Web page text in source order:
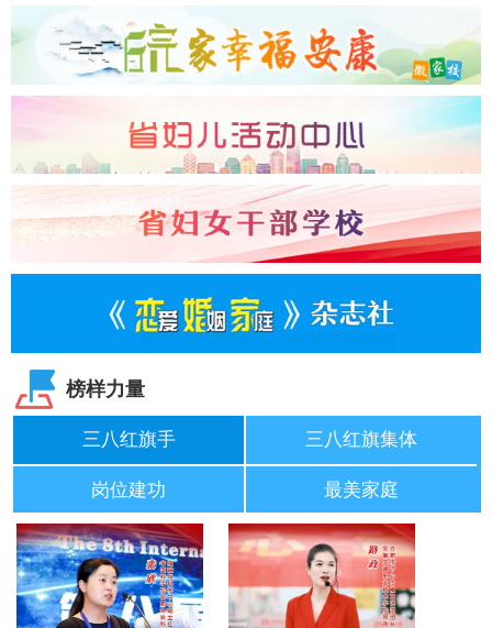
榜样力量
三八红旗手 三八红旗集体
岗位建功 最美家庭